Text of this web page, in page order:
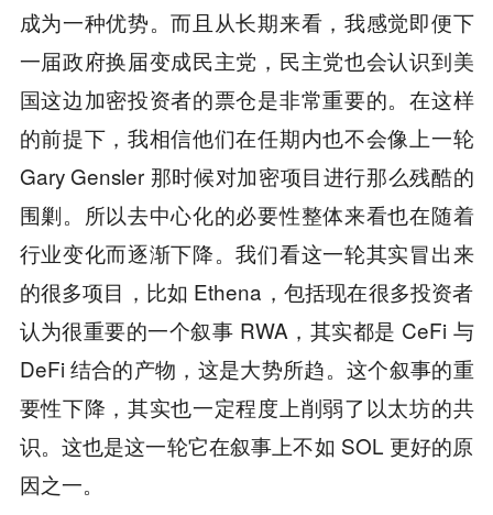
成为一种优势。而且从长期来看，我感觉即便下
一届政府换届变成民主党，民主党也会认识到美
国这边加密投资者的票仓是非常重要的。在这样
的前提下，我相信他们在任期内也不会像上一轮
Gary Gensler 那时候对加密项目进行那么残酷的
围剿。所以去中心化的必要性整体来看也在随着
行业变化而逐渐下降。我们看这一轮其实冒出来
的很多项目，比如 Ethena，包括现在很多投资者
认为很重要的一个叙事 RWA，其实都是 CeFi 与
DeFi 结合的产物，这是大势所趋。这个叙事的重
要性下降，其实也一定程度上削弱了以太坊的共
识。这也是这一轮它在叙事上不如 SOL 更好的原
因之一。